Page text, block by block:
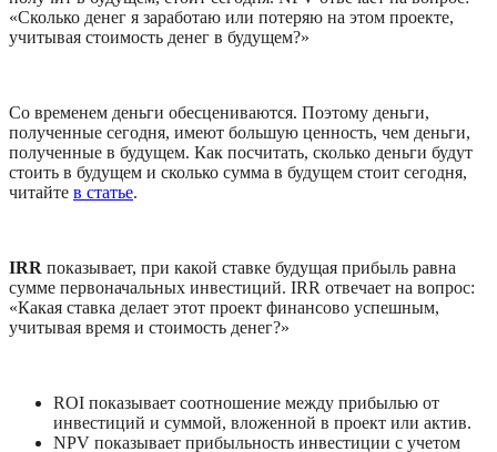
«Сколько денег я заработаю или потеряю на этом проекте,
учитывая стоимость денег в будущем?»
Со временем деньги обесцениваются. Поэтому деньги,
полученные сегодня, имеют большую ценность, чем деньги,
полученные в будущем. Как посчитать, сколько деньги будут
стоить в будущем и сколько сумма в будущем стоит сегодня,
читайте в статье.
IRR показывает, при какой ставке будущая прибыль равна
сумме первоначальных инвестиций. IRR отвечает на вопрос:
«Какая ставка делает этот проект финансово успешным,
учитывая время и стоимость денег?»
ROI показывает соотношение между прибылью от
инвестиций и суммой, вложенной в проект или актив.